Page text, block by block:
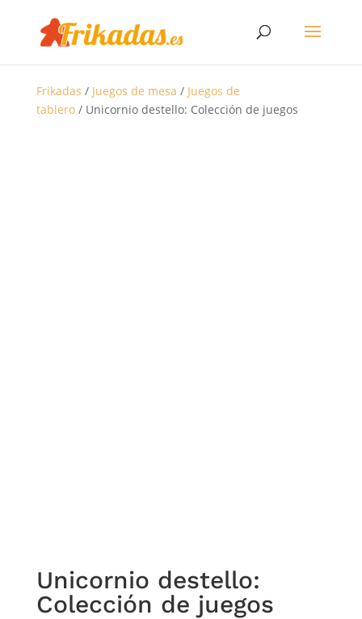
Frikadas / Juegos de mesa / Juegos de
tablero/ Unicornio destello: Colección de juegos
Unicornio destello:
Colección de juegos